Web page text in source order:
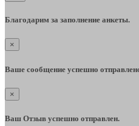
Благодарим за заполнение анкеты.
×
Ваше сообщение успешно
×
Ваш Отзыв успешно отправлен.